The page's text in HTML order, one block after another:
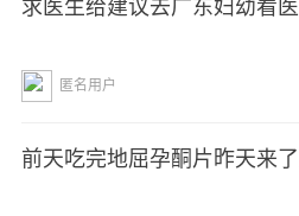
求医生给建议去广东妇幼看
匿名用户
前天吃完地屈孕酮片昨天来